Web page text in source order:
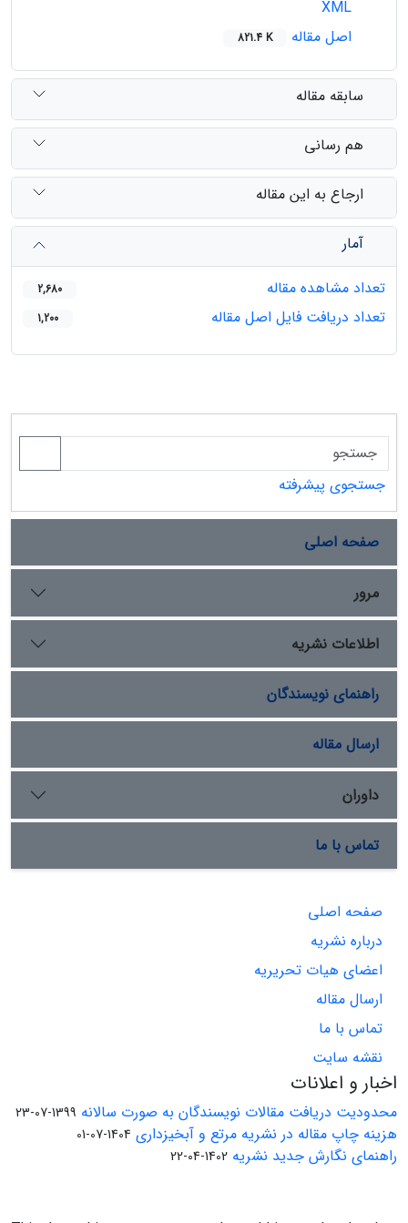
اصل مقاله
821.4 K
سابقه مقاله
هم رسانی
ارجاع به این مقاله
آمار
تعداد مشاهده مقاله
2,680
تعداد دریافت فایل اصل مقاله 1,200
جستجوی پیشرفته
صفحه اصلی
مرور
اطلاعات نشریه
راهنمای نویسندگان
ارسال مقاله
داوران
تماس با ما
صفحه اصلی
درباره نشریه
اعضای هیات تحریریه
ارسال مقاله
تماس با ما
نقشه سایت
اخبار و اعلانات
محدودیت دریافت مقالات نویسندگان به صورت سالانه 1399-07-23
هزینه چاپ مقاله در نشریه مرتع و آبخیزداری 1404-07-01
راهنمای نگارش جدید نشریه 1402-04-22